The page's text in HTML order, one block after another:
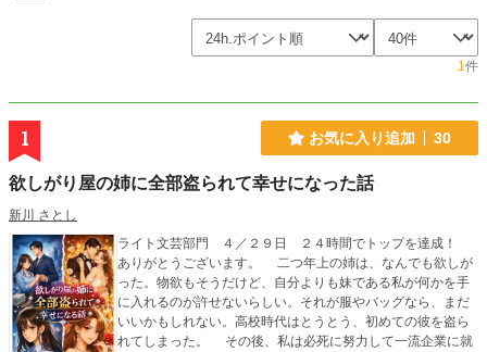
1件
1 お気に入り追加 30
欲しがり屋の姉に全部盗られて幸せになった話
新川 さとし
ライト文芸部門 ４／２９日 ２４時間でトップを達成！
ありがとうございます。 二つ年上の姉は、なんでも欲しが
った。物欲もそうだけど、自分よりも妹である私が何かを手
に入れるのが許せないらしい。それが服やバッグなら、まだ
いいかもしれない。高校時代はとうとう、初めての彼を盗ら
れてしまった。 その後、私は必死に努力して一流企業に就